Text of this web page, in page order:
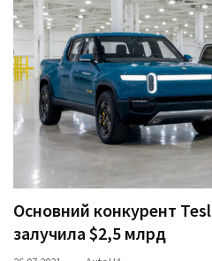
Основний конкурент
залучила $2,5 млрд